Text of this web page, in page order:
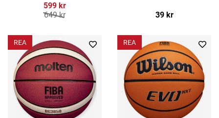
599 kr
649 kr
39 kr
REA REA